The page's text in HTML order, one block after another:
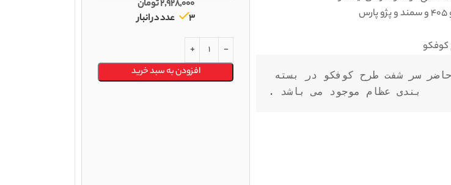
بندی عظام موجود می باشد .
2,928,000تومان
3 عدد در انبار
افزودن به سبد خرید